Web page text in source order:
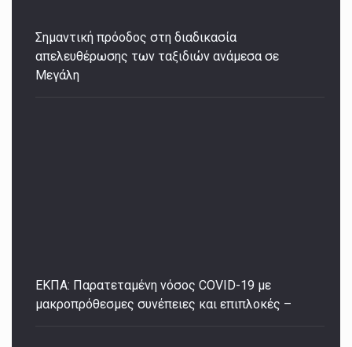
Σημαντική πρόοδος στη διαδικασία
απελευθέρωσης των ταξιδιών ανάμεσα σε
Μεγάλη
ΕΚΠΑ: Παρατεταμένη νόσος COVID-19 με
μακροπρόθεσμες συνέπειες και επιπλοκές –